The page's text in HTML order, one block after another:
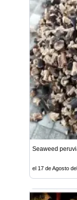
Seaweed
el 17 de Agosto